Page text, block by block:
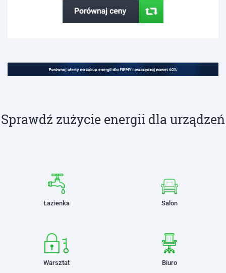
Sprawdź zużycie energii dla urządzeń
Łazienka Salon
Warsztat Biuro